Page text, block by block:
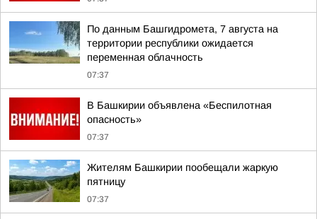
По данным Башгидромета, 7 августа на
территории республики ожидается
переменная облачность
07:37
В Башкирии объявлена «Беспилотная
опасность»
07:37
Жителям Башкирии пообещали жаркую
пятницу
07:37